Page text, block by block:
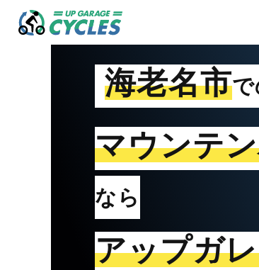
海老名市で
マウンテ
なら
アップガ